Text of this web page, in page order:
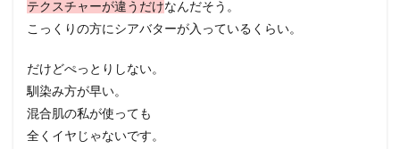
テクスチャーが違うだけなんだそう。
こっくりの方にシアバターが入っているくらい。
だけどぺっとりしない。
馴染み方が早い。
混合肌の私が使っても
全くイヤじゃないです。